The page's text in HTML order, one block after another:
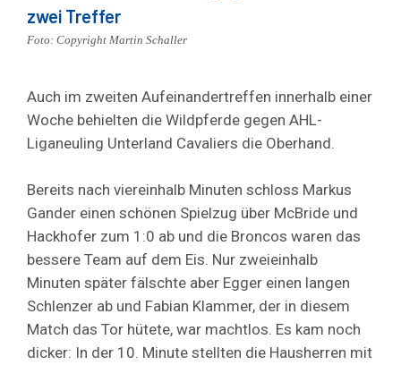
zwei Treffer
Foto: Copyright Martin Schaller
Auch im zweiten Aufeinandertreffen innerhalb einer
Woche behielten die Wildpferde gegen AHL-
Liganeuling Unterland Cavaliers die Oberhand.
Bereits nach viereinhalb Minuten schloss Markus
Gander einen schönen Spielzug über McBride und
Hackhofer zum 1:0 ab und die Broncos waren das
bessere Team auf dem Eis. Nur zweieinhalb
Minuten später fälschte aber Egger einen langen
Schlenzer ab und Fabian Klammer, der in diesem
Match das Tor hütete, war machtlos. Es kam noch
dicker: In der 10. Minute stellten die Hausherren mit